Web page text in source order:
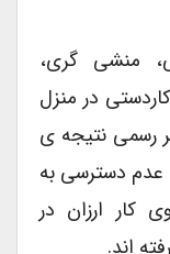
منشی گری،
در منزل
رسمی نتیجه ی
دسترسی به
ارزان در
اند.